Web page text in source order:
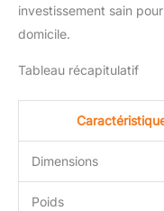
investissement sain
domicile.
Tableau récapitulatif
Dimensions
Poids